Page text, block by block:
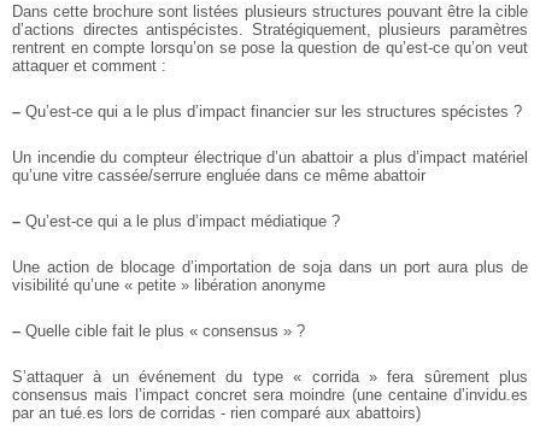
Dans cette brochure sont listées plusieurs structures pouvant être la cible
d’actions directes antispécistes. Stratégiquement, plusieurs paramètres
rentrent en compte lorsqu’on se pose la question de qu’est-ce qu’on veut
attaquer et comment :
– Qu’est-ce qui a le plus d’impact financier sur les structures spécistes ?
Un incendie du compteur électrique d’un abattoir a plus d’impact matériel
qu’une vitre cassée/serrure engluée dans ce même abattoir
– Qu’est-ce qui a le plus d’impact médiatique ?
Une action de blocage d’importation de soja dans un port aura plus de
visibilité qu’une « petite » libération anonyme
– Quelle cible fait le plus « consensus » ?
S’attaquer à un événement du type « corrida » fera sûrement plus
consensus mais l’impact concret sera moindre (une centaine d’invidu.es
par an tué.es lors de corridas - rien comparé aux abattoirs)